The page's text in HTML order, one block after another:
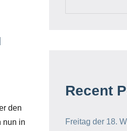
den
nun in
Recent
Freitag der 18.